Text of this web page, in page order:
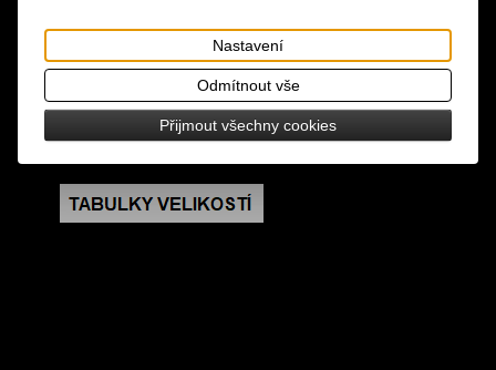
design: vázací kravata s motivem
rozměry: šířka v nejširším místě 5 cm
Nastavení
Odmítnout vše
Přijmout všechny cookies